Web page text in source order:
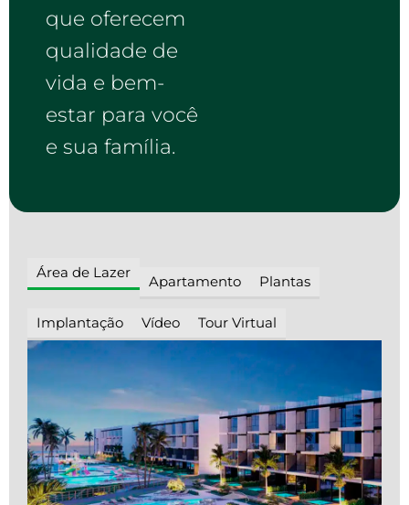
que oferecem
qualidade de
vida e bem-
estar para você
e sua família.
Área de Lazer
Apartamento Plantas
Implantação Vídeo Tour Virtual